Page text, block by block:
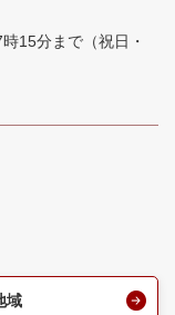
15分まで （祝日・
域